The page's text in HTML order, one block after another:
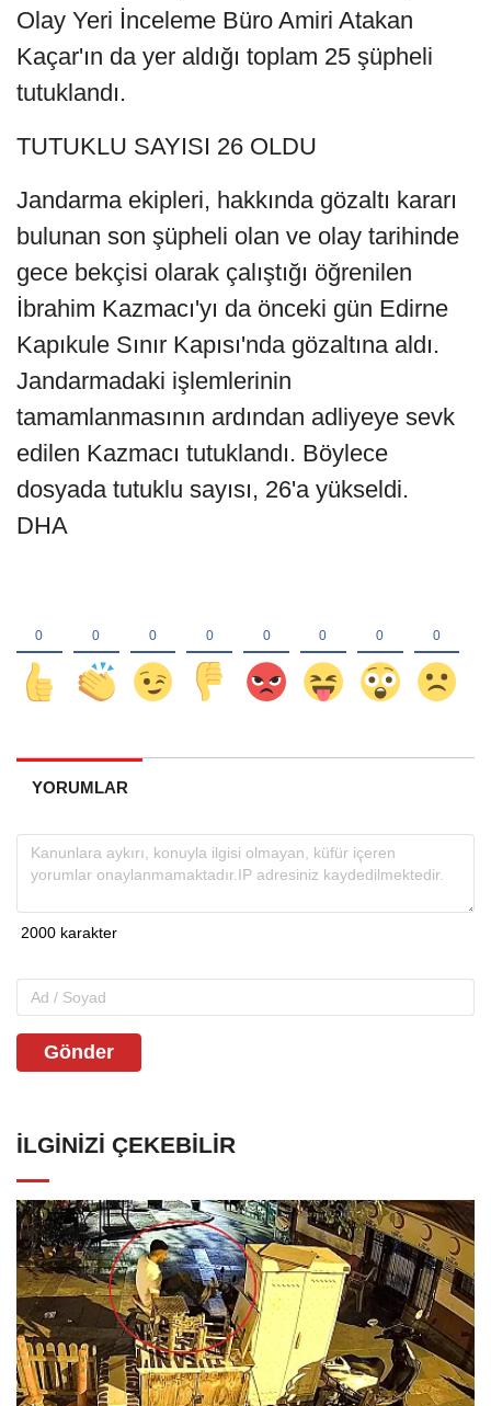
Olay Yeri İnceleme Büro Amiri Atakan
Kaçar'ın da yer aldığı toplam 25 şüpheli
tutuklandı.
TUTUKLU SAYISI 26 OLDU
Jandarma ekipleri, hakkında gözaltı kararı
bulunan son şüpheli olan ve olay tarihinde
gece bekçisi olarak çalıştığı öğrenilen
İbrahim Kazmacı'yı da önceki gün Edirne
Kapıkule Sınır Kapısı'nda gözaltına aldı.
Jandarmadaki işlemlerinin
tamamlanmasının ardından adliyeye sevk
edilen Kazmacı tutuklandı. Böylece
dosyada tutuklu sayısı, 26'a yükseldi.
DHA
YORUMLAR
Gönder
İLGINIZI ÇEKEBILIR